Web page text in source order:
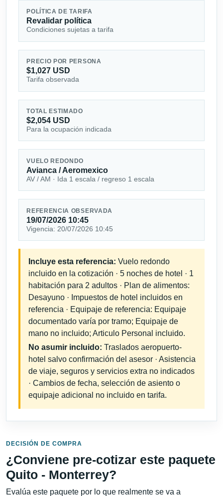
POLÍTICA DE TARIFA
Revalidar política
Condiciones sujetas a tarifa
PRECIO POR PERSONA
$1,027 USD
Tarifa observada
TOTAL ESTIMADO
$2,054 USD
Para la ocupación indicada
VUELO REDONDO
Avianca / Aeromexico
AV / AM · Ida 1 escala / regreso 1 escala
REFERENCIA OBSERVADA
19/07/2026 10:45
Vigencia: 20/07/2026 10:45
Incluye esta referencia: Vuelo redondo
incluido en la cotización · 5 noches de hotel · 1
habitación para 2 adultos · Plan de alimentos:
Desayuno · Impuestos de hotel incluidos en
referencia · Equipaje de referencia: Equipaje
documentado varía por tramo; Equipaje de
mano no incluido; Articulo Personal incluido.
No asumir incluido: Traslados aeropuerto-
hotel salvo confirmación del asesor · Asistencia
de viaje, seguros y servicios extra no indicados
· Cambios de fecha, selección de asiento o
equipaje adicional no incluido en tarifa.
DECISIÓN DE COMPRA
¿Conviene pre-cotizar este paquete
Quito - Monterrey?
Evalúa este paquete por lo que realmente se va a